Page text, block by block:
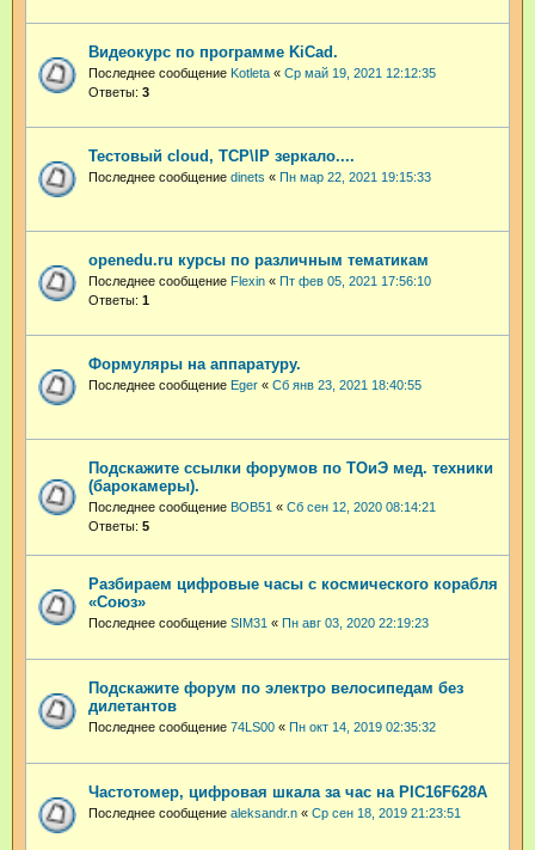
Видеокурс по программе KiCad.
Последнее сообщение Kotleta « Ср май 19, 2021 12:12:35
Ответы: 3
Тестовый cloud, TCP\IP зеркало....
Последнее сообщение dinets « Пн мар 22, 2021 19:15:33
openedu.ru курсы по различным тематикам
Последнее сообщение Flexin « Пт фев 05, 2021 17:56:10
Ответы: 1
Формуляры на аппаратуру.
Последнее сообщение Eger « Сб янв 23, 2021 18:40:55
Подскажите ссылки форумов по ТОиЭ мед. техники
(барокамеры).
Последнее сообщение BOB51 « Сб сен 12, 2020 08:14:21
Ответы: 5
Разбираем цифровые часы с космического корабля
«Союз»
Последнее сообщение SIM31 « Пн авг 03, 2020 22:19:23
Подскажите форум по электро велосипедам без
дилетантов
Последнее сообщение 74LS00 « Пн окт 14, 2019 02:35:32
Частотомер, цифровая шкала за час на PIC16F628A
Последнее сообщение aleksandr.n « Ср сен 18, 2019 21:23:51